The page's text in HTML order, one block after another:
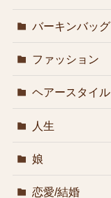
バーキンバッグ
ファッション
ヘアースタイル
人生
娘
恋愛/結婚